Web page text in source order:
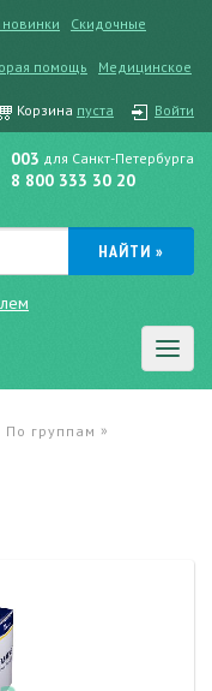
Скидочные
помощь
Медицинское
Корзина пуста Войти
003 для Санкт-Петербурга
8 800 333 30 20
По группам »